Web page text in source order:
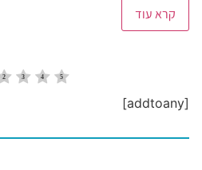
קרא עוד
[addtoany]